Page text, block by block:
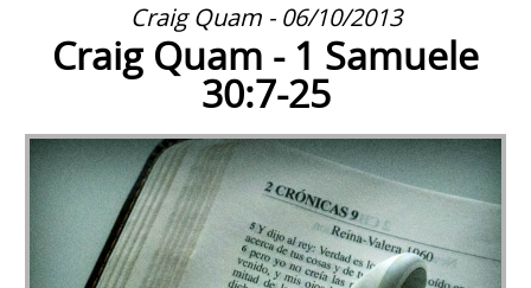
Craig Quam - 06/10/2013
Craig Quam - 1 Samuele
30:7-25